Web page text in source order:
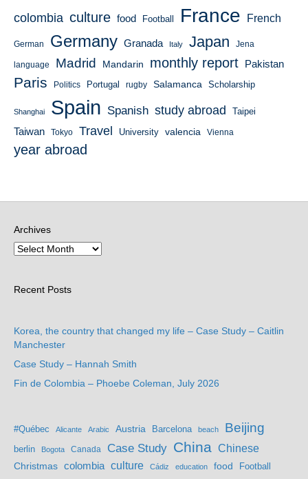
colombia culture food Football France French
German Germany Granada Italy Japan Jena
language Madrid Mandarin monthly report Pakistan
Paris Politics Portugal rugby Salamanca Scholarship
Shanghai Spain Spanish study abroad Taipei
Taiwan Tokyo Travel University valencia Vienna
year abroad
Archives
Recent Posts
Korea, the country that changed my life – Case Study – Caitlin
Manchester
Case Study – Hannah Smith
Fin de Colombia – Phoebe Coleman, July 2026
#Québec Alicante Arabic Austria Barcelona beach Beijing
berlin Bogota Canada Case Study China Chinese
Christmas colombia culture Cádiz education food Football